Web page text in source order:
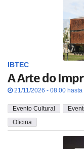
IBTEC
A Arte do
21/11/2026 - 08:00 hasta
Evento Cultural
Oficina